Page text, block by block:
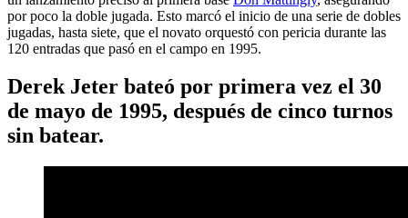
por poco la doble jugada. Esto marcó el inicio de una serie de dobles
jugadas, hasta siete, que el novato orquestó con pericia durante las
120 entradas que pasó en el campo en 1995.
Derek Jeter bateó por primera vez el 30
de mayo de 1995, después de cinco turnos
sin batear.